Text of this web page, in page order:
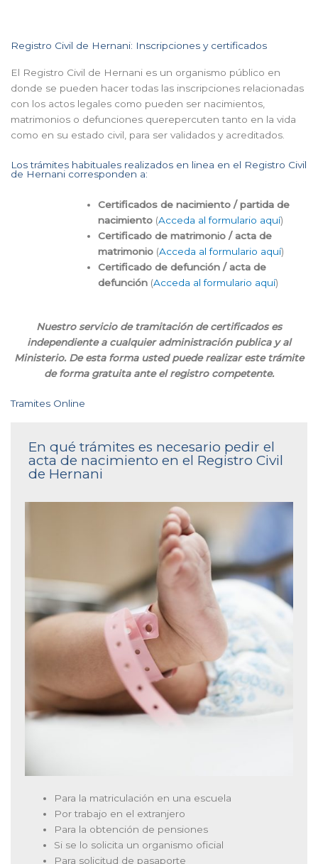
Registro Civil de Hernani: Inscripciones y certificados
El Registro Civil de Hernani es un organismo público en
donde se pueden hacer todas las inscripciones relacionadas
con los actos legales como pueden ser nacimientos,
matrimonios o defunciones querepercuten tanto en la vida
como en su estado civil, para ser validados y acreditados.
Los trámites habituales realizados en linea en el Registro Civil
de Hernani corresponden a:
Certificados de nacimiento / partida de
nacimiento (Acceda al formulario aquí)
Certificado de matrimonio / acta de
matrimonio (Acceda al formulario aquí)
Certificado de defunción / acta de
defunción (Acceda al formulario aquí)
Nuestro servicio de tramitación de certificados es
independiente a cualquier administración publica y al
Ministerio. De esta forma usted puede realizar este trámite
de forma gratuita ante el registro competente.
Tramites Online
En qué trámites es necesario pedir el
acta de nacimiento en el Registro Civil
de Hernani
Para la matriculación en una escuela
Por trabajo en el extranjero
Para la obtención de pensiones
Si se lo solicita un organismo oficial
Para solicitud de pasaporte